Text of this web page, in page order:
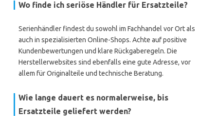
Wo finde ich seriöse Händler für Ersatzteile?
Serienhändler findest du sowohl im Fachhandel vor Ort als
auch in spezialisierten Online-Shops. Achte auf positive
Kundenbewertungen und klare Rückgaberegeln. Die
Herstellerwebsites sind ebenfalls eine gute Adresse, vor
allem für Originalteile und technische Beratung.
Wie lange dauert es normalerweise, bis
Ersatzteile geliefert werden?